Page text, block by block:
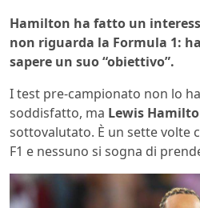
Hamilton ha fatto un
non riguarda la Formula 1:
sapere un suo “obiettivo”.
I test pre-campionato non lo
soddisfatto, ma Lewis
sottovalutato. È un sette volte
F1 e nessuno si sogna di